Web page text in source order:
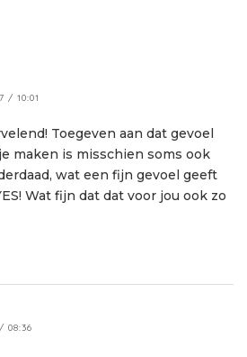
/ 10:01
Toegeven aan dat gevoel
maken is misschien soms ook
wat een fijn gevoel geeft
Wat fijn dat dat voor jou ook zo
08:36